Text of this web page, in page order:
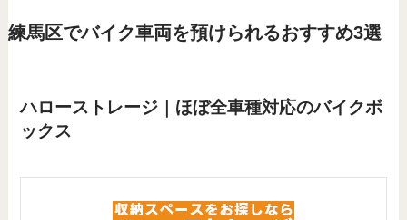
練馬区でバイク車両を預けられるおすすめ3選
ハローストレージ｜ほぼ全車種対応のバイクボ
ックス